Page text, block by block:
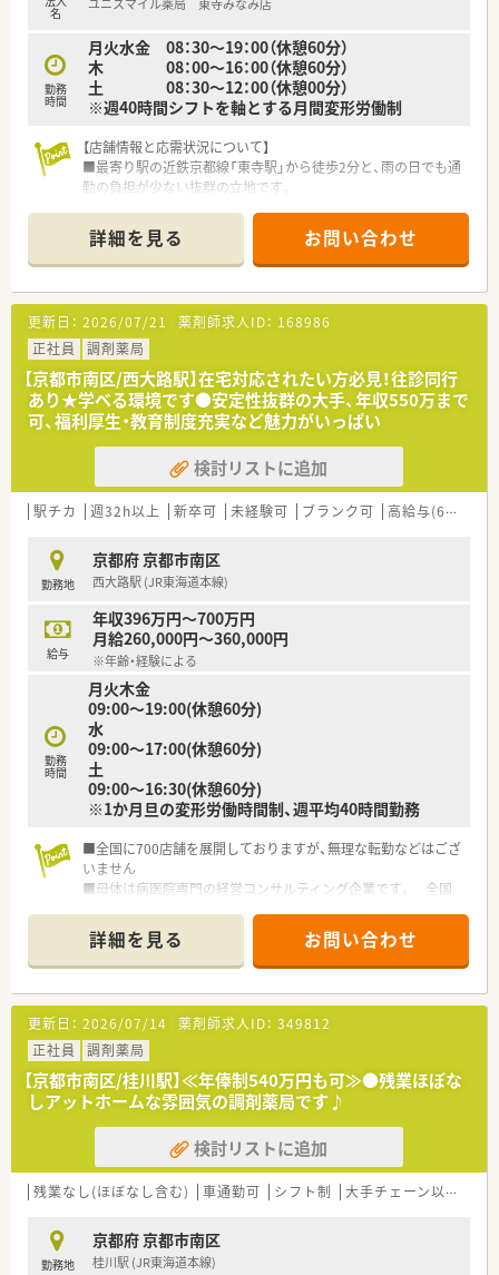
名 ユニスマイル薬局 東寺みなみ店
勤務
時間
月火水金 08：30～19：00（休憩60分）
木 08：00～16：00（休憩60分）
土 08：30～12：00（休憩00分）
※週40時間シフトを軸とする月間変形労働制
【店舗情報と応需状況について】
■最寄り駅の近鉄京都線「東寺駅」から徒歩2分と、雨の日でも通
勤の負担が少ない抜群の立地です。
箋枚数は平均で約40枚です。
■常に薬剤師2～3名体制で業務にあたっており、一人ひとりが
落ち着いて患者様と向き合えます。
【法人特徴について】
■大手調剤薬局チェーン同士の合併により誕生した、安定した経
営基盤と将来性を持つ大手企業です。
■全店舗に最新の電子薬歴「Musubi」を導入し、薬剤師が対人業
務に集中できる環境を整えています。
■各店舗に医療安全の専門家を配置するなど、安心して働ける
「絶対安全」な職場環境を追求します。
【求人情報について】
■ご自身の希望やライフプランに合わせて4つの勤務コースから
選択でき、最大で年収650万円も可能です。
■自己負担2割から利用できる手厚い借上げ社宅制度があり、新
生活を経済的に力強くサポートします。
【こんな取り組みをしています】
■業界で初めて動機付け面接法（MI）研修を導入し、患者様の治
療意欲を高める会話術を学べます。
■入社時に画一的な研修ではなく、個々の経験やスキルに合わせ
たオーダーメイドの研修を実施します。
■全店舗に医療安全の専門家（MRC）を配置し、薬剤師が安心し
て業務に集中できる環境を追求します。
詳細を見る お問い合わせ
更新日： 2026/07/21 薬剤師求人ID： 168986
正社員
調剤薬局
【京都市南区/西大路駅】在宅対応されたい方必見！往診同行
あり★学べる環境です●安定性抜群の大手、年収550万まで
可、福利厚生・教育制度充実など魅力がいっぱい
検討リストに追加
駅チカ 週32h以上 新卒可 未経験可 ブランク可 高給与(600万円以上)
勤務地
京都府 京都市南区
西大路駅 (JR東海道本線)
給与
年収396万円～700万円
月給260,000円～360,000円
※年齢・経験による
勤務
時間
月火木金
09:00～19:00(休憩60分)
水
09:00～17:00(休憩60分)
土
09:00～16:30(休憩60分)
※1か月旦の変形労働時間制、週平均40時間勤務
■全国に700店舗を展開しておりますが、無理な転勤などはござ
いません
■母体は病医院専門の経営コンサルティング企業です。 全国
■薬局事業だけでなく、クリニックモールの企画・運営や医療機
器のリースなど幅広く事業を展開しております。
■ご自身の希望に沿って勤務コースが選べます
■資格取得制度も整っており、eラーニングの補助金や申請のた
めの補助金制度などがございます。フォローアップ研修等の教
育研修制度もございますので、未経験・ブランクのある方にも安
心です◎
■育休復帰率は100％！
育児休業は、最大3歳に達した月の末日まで延長可能です。
■「短時間勤務制度」もあり、子育てと両立しながら勤務できる
環境です。
その他、介護休暇への「短時間勤務制度」があり、サポートが充実
しております。
■「くるみんマーク」を取得しています。
詳細を見る お問い合わせ
更新日： 2026/07/14 薬剤師求人ID： 349812
正社員
調剤薬局
【京都市南区/桂川駅】≪年俸制540万円も可≫●残業ほぼな
しアットホームな雰囲気の調剤薬局です♪
検討リストに追加
残業なし(ほぼなし含む) 車通勤可 シフト制 大手チェーン以外
勤務地
京都府 京都市南区
桂川駅 (JR東海道本線)